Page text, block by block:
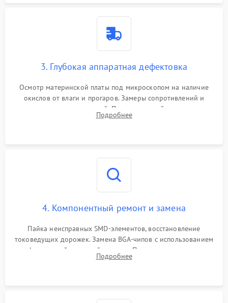
3. Глубокая аппаратная дефектовка
Осмотр материнской платы под микроскопом на наличие
окислов от влаги и прогаров. Замеры сопротивлений и
дежурных напряжений. Проверка цепей питания,
мультиконтроллера, процессора и видеочипа.
Подробнее
4. Компонентный ремонт и замена
Пайка неисправных SMD-элементов, восстановление
токоведущих дорожек. Замена BGA-чипов с использованием
инфракрасной паяльной станции. Прошивка микросхемы
BIOS или замена поврежденных портов USB
Подробнее